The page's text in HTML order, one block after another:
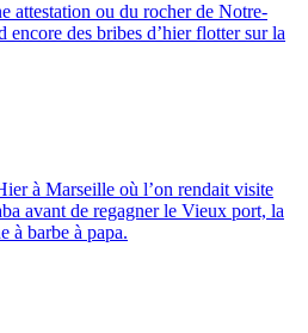
attestation ou du rocher de Notre-
encore des bribes d’hier flotter sur la
à Marseille où l’on rendait visite
avant de regagner le Vieux port, la
à barbe à papa.